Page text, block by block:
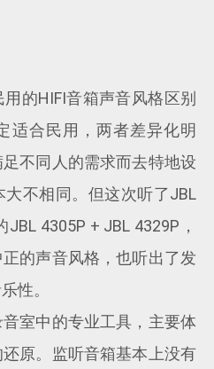
的HIFI音箱声音风格区别
适合民用，两者差异化明
不同人的需求而去特地设
不相同。但这次听了JBL
4305P + JBL 4329P，
的声音风格，也听出了发
性。
室中的专业工具，主要体
原。监听音箱基本上没有